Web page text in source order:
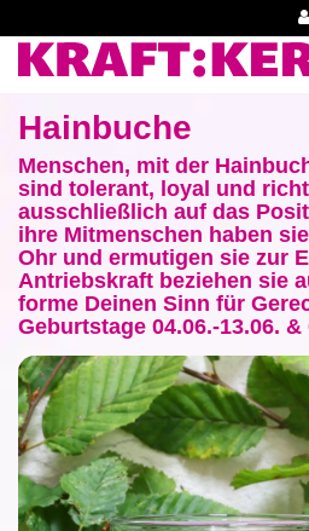
Hainbuche
Menschen, mit der
sind tolerant, loyal und
ausschließlich auf das
ihre Mitmenschen haben
Ohr und ermutigen sie zur
Antriebskraft beziehen sie
forme Deinen Sinn für
Geburtstage 04.06.-13.06. &